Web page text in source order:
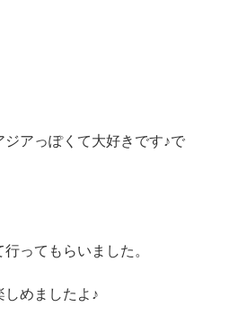
アっぽくて大好きです♪で
ってもらいました。
めましたよ♪